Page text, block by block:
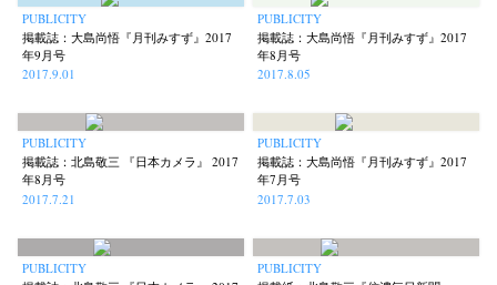
PUBLICITY
掲載誌：大島尚悟『月刊みすず』2017
年9月号
2017.9.01
PUBLICITY
掲載誌：大島尚悟『月刊みすず』2017
年8月号
2017.8.05
PUBLICITY
掲載誌：北島敬三 『日本カメラ』 2017
年8月号
2017.7.21
PUBLICITY
掲載誌：大島尚悟『月刊みすず』2017
年7月号
2017.7.03
PUBLICITY
PUBLICITY